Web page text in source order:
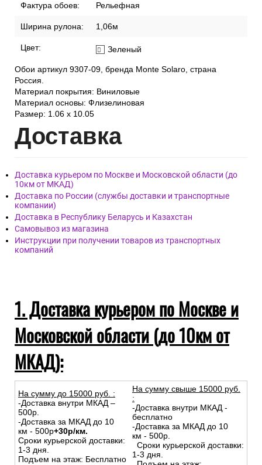
Фактура обоев: Рельефная
Ширина рулона: 1,06м
Цвет: Зеленый
Обои артикул 9307-09, бренда Monte Solaro, страна
Россия.
Материал покрытия: Виниловые
Материал основы: Флизелиновая
Размер: 1.06 x 10.05
Доставка
Доставка курьером по Москве и Московской области (до
10км от МКАД)
Доставка по России (службы доставки и транспортные
компании)
Доставка в Республику Беларусь и Казахстан
Самовывоз из магазина
Инструкции при получении товаров из транспортных
компаний
1. Доставка курьером по Москве и
Московской области (до 10км от
МКАД):
На сумму до 15000 руб. :
-Доставка внутри МКАД –
500р.
-Доставка за МКАД до 10
км - 500р+30р/км.
Сроки курьерской доставки:
1-3 дня.
Подъем на этаж: Бесплатно
На сумму свыше 15000 руб.
:
-Доставка внутри МКАД -
бесплатно
-Доставка за МКАД до 10
км - 500р.
Сроки курьерской доставки:
1-3 дня.